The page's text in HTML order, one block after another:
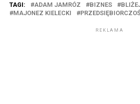
TAGI: ADAM JAMRÓZ BIZNES
MAJONEZ KIELECKI
REKLAMA